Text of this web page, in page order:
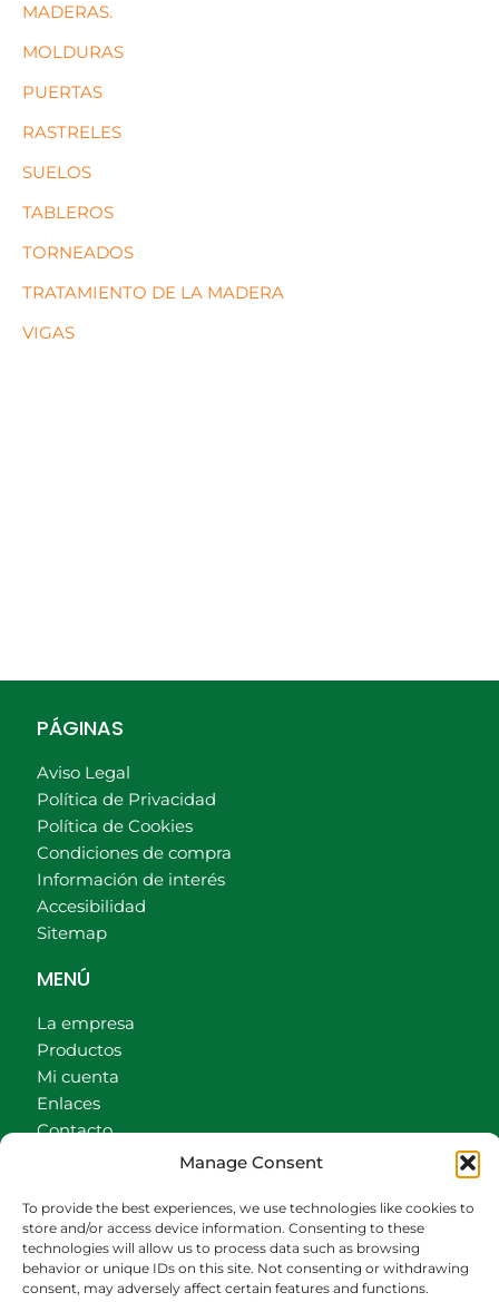
Manage Consent
To provide the best experiences, we use technologies like cookies to
store and/or access device information. Consenting to these
technologies will allow us to process data such as browsing
behavior or unique IDs on this site. Not consenting or withdrawing
consent, may adversely affect certain features and functions.
MADERAS.
MOLDURAS
PUERTAS
RASTRELES
SUELOS
TABLEROS
TORNEADOS
TRATAMIENTO DE LA MADERA
VIGAS
PÁGINAS
Aviso Legal
Política de Privacidad
Política de Cookies
Condiciones de compra
Información de interés
Accesibilidad
Sitemap
MENÚ
La empresa
Productos
Mi cuenta
Enlaces
Contacto
CONTACTO
942540013